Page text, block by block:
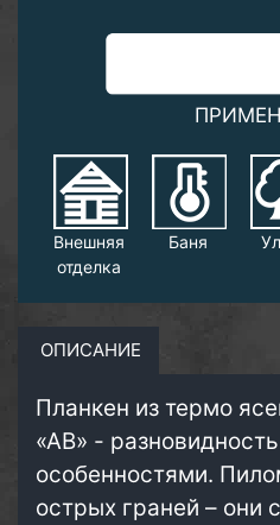
Внешняя
отделка
Баня
ОПИСАНИЕ
Планкен из термо
«АВ» -
особенностями.
острых граней – они